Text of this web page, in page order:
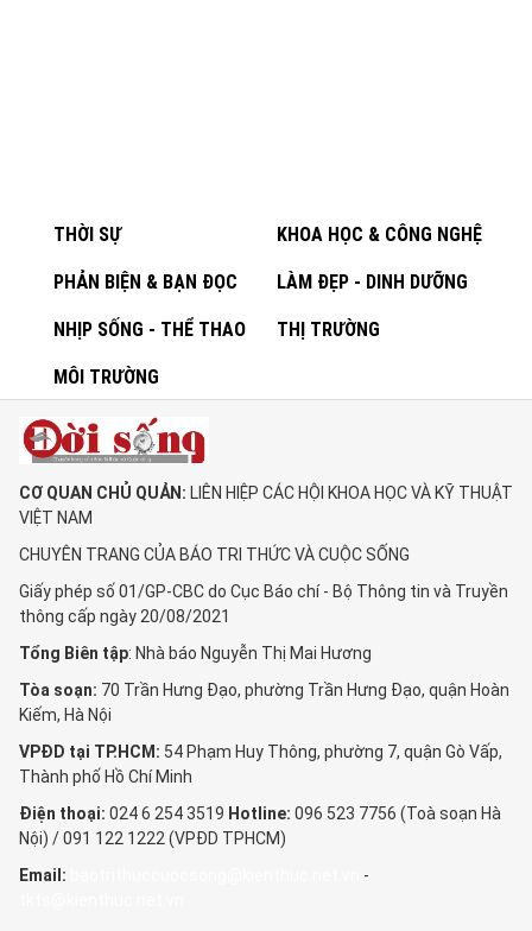
THỜI SỰ KHOA HỌC & CÔNG NGHỆ
PHẢN BIỆN & BẠN ĐỌC LÀM ĐẸP - DINH DƯỠNG
NHỊP SỐNG - THỂ THAO THỊ TRƯỜNG
MÔI TRƯỜNG
CƠ QUAN CHỦ QUẢN: LIÊN HIỆP CÁC HỘI KHOA HỌC VÀ KỸ THUẬT
VIỆT NAM
CHUYÊN TRANG CỦA BÁO TRI THỨC VÀ CUỘC SỐNG
Giấy phép số 01/GP-CBC do Cục Báo chí - Bộ Thông tin và Truyền
thông cấp ngày 20/08/2021
Tổng Biên tập: Nhà báo Nguyễn Thị Mai Hương
Tòa soạn: 70 Trần Hưng Đạo, phường Trần Hưng Đạo, quận Hoàn
Kiếm, Hà Nội
VPĐD tại TP.HCM: 54 Phạm Huy Thông, phường 7, quận Gò Vấp,
Thành phố Hồ Chí Minh
Điện thoại: 024 6 254 3519 Hotline: 096 523 7756 (Toà soạn Hà
Nội) / 091 122 1222 (VPĐD TPHCM)
Email:
-